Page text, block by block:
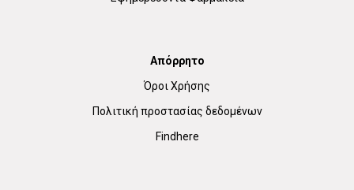
Απόρρητο
Όροι Χρήσης
Πολιτική προστασίας δεδομένων
Findhere